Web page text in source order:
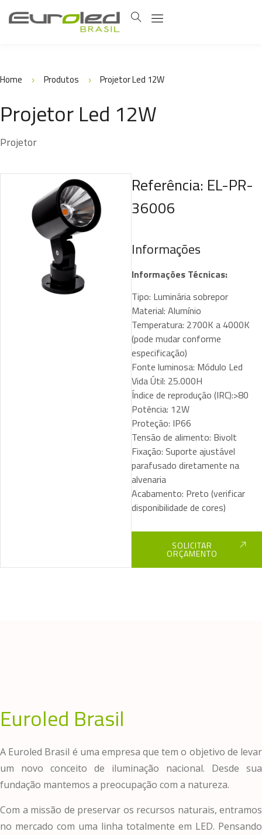
Home Produtos Projetor Led 12W
Projetor Led 12W
Projetor
Referência: EL-PR-
36006
Informações
Informações Técnicas:
Tipo: Luminária sobrepor
Material: Alumínio
Temperatura: 2700K a 4000K
(pode mudar conforme
especificação)
Fonte luminosa: Módulo Led
Vida Útil: 25.000H
Índice de reprodução (IRC):>80
Potência: 12W
Proteção: IP66
Tensão de alimento: Bivolt
Fixação: Suporte ajustável
parafusado diretamente na
alvenaria
Acabamento: Preto (verificar
disponibilidade de cores)
SOLICITAR
ORÇAMENTO
Euroled Brasil
A Euroled Brasil é uma empresa que tem o objetivo de levar
um novo conceito de iluminação nacional. Desde sua
fundação mantemos a preocupação com a natureza.
Com a missão de preservar os recursos naturais, entramos
no mercado com uma linha totalmente em LED. Pensando